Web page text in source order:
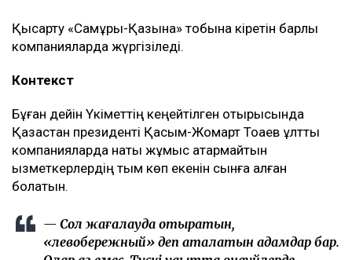
Қысқарту «Самұрық-Қазына» тобына кіретін барлық
компанияларда жүргізіледі.
Контекст
Бұған дейін Үкіметтің кеңейтілген отырысында
Қазақстан президенті Қасым-Жомарт Тоқаев ұлттық
компанияларда нақты жұмыс атқармайтын
қызметкерлердің тым көп екенін сынға алған
болатын.
— Сол жағалауда отыратын,
«левобережный» деп аталатын адамдар бар.